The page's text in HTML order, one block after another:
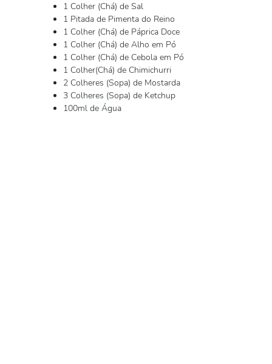
1 Colher (Chá) de Sal
1 Pitada de Pimenta do Reino
1 Colher (Chá) de Páprica Doce
1 Colher (Chá) de Alho em Pó
1 Colher (Chá) de Cebola em Pó
1 Colher(Chá) de Chimichurri
2 Colheres (Sopa) de Mostarda
3 Colheres (Sopa) de Ketchup
100ml de Água